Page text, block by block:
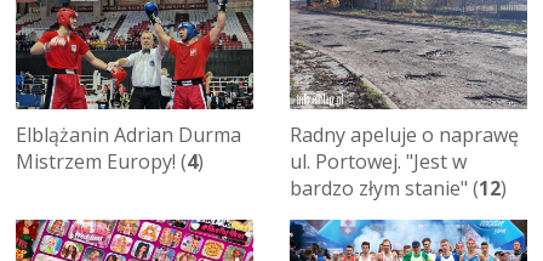
Elblążanin Adrian Durma
Mistrzem Europy! (4)
Radny apeluje o naprawę
ul. Portowej. "Jest w
bardzo złym stanie" (12)